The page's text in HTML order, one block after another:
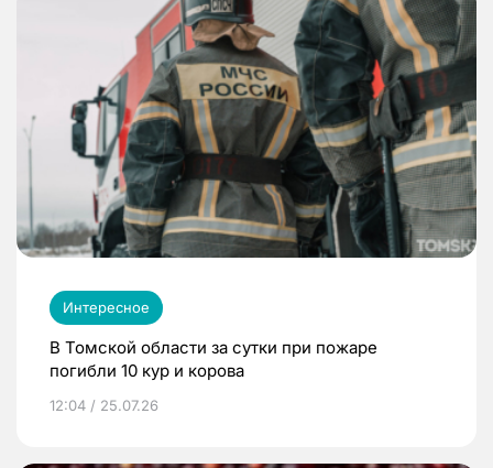
Интересное
В Томской области за сутки при пожаре
погибли 10 кур и корова
12:04 / 25.07.26